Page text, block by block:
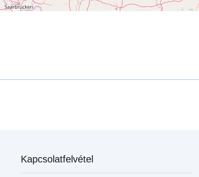
Kapcsolatfelvétel